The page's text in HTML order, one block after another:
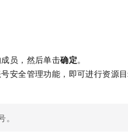
员，然后单击确定。
安全管理功能，即可进行资源